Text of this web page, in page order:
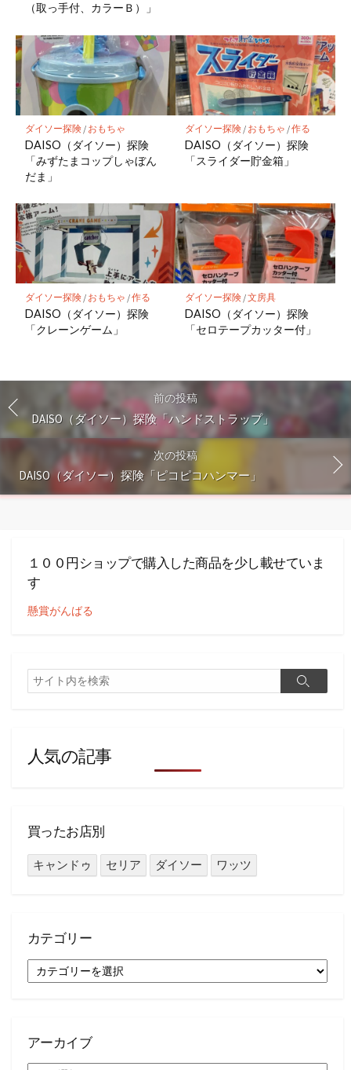
（取っ手付、カラーＢ）」
ダイソー探険/ おもちゃ
DAISO（ダイソー）探険
「みずたまコップしゃぼん
だま」
ダイソー探険/ おもちゃ /作る
DAISO（ダイソー）探険
「スライダー貯金箱」
ダイソー探険/ おもちゃ /作る
DAISO（ダイソー）探険
「クレーンゲーム」
ダイソー探険/文房具
DAISO（ダイソー）探険
「セロテープカッター付」
前の投稿
DAISO（ダイソー）探険「ハンドストラップ」
次の投稿
DAISO（ダイソー）探険「ピコピコハンマー」
１００円ショップで購入した商品を少し載せていま
す
懸賞がんばる
検
索
検
人気の記事
買ったお店別
キャンドゥ セリア ダイソー ワッツ
カテゴリー
テ
アーカイブ